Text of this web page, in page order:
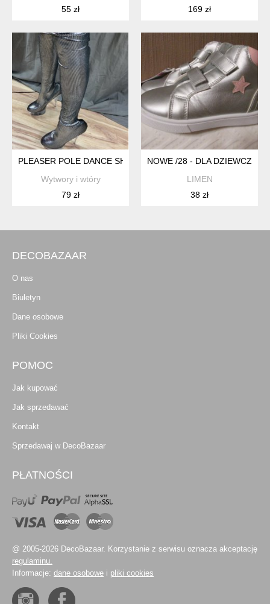
55 zł
169 zł
PLEASER POLE DANCE SHOES 41
Wytwory i wtóry
79 zł
NOWE /28 - DLA
LIMEN
38 zł
DECOBAZAAR
O nas
Biuletyn
Dane osobowe
Pliki Cookies
POMOC
Jak kupować
Jak sprzedawać
Kontakt
Sprzedawaj w DecoBazaar
PŁATNOŚCI
@ 2005-2026 DecoBazaar. Korzystanie z serwisu oznacza akceptację
regulaminu.
Informacje: dane osobowe i pliki cookies